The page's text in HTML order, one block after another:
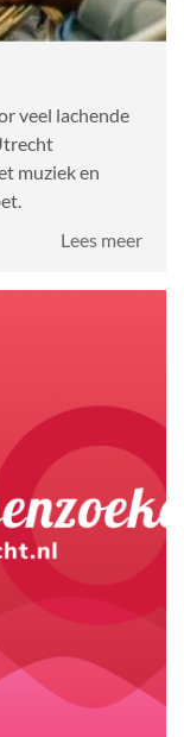
veel lachende
muziek en
Lees meerover
met